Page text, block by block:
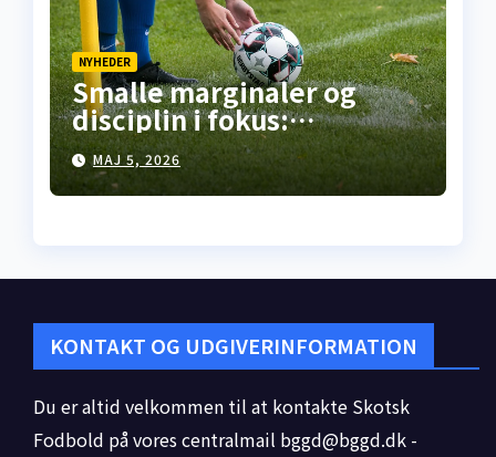
NYHEDER
Smalle marginaler og
disciplin i fokus:
Premiership-runde 35
åbner med kneben
hjemme­sejr i Falkirk
MAJ 5, 2026
KONTAKT OG UDGIVERINFORMATION
Du er altid velkommen til at kontakte Skotsk
Fodbold på vores centralmail bggd@bggd.dk -